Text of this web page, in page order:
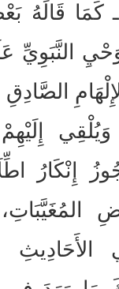
كَمَا قَالَهُ
النَّبَوِيِّ
وَيُلْقِي
إِنْكَارُ